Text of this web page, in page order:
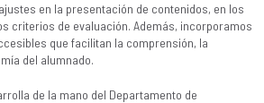
en la presentación de contenidos, en los
criterios de evaluación. Además, incorporamos
que facilitan la comprensión, la
del alumnado.
de la mano del Departamento de